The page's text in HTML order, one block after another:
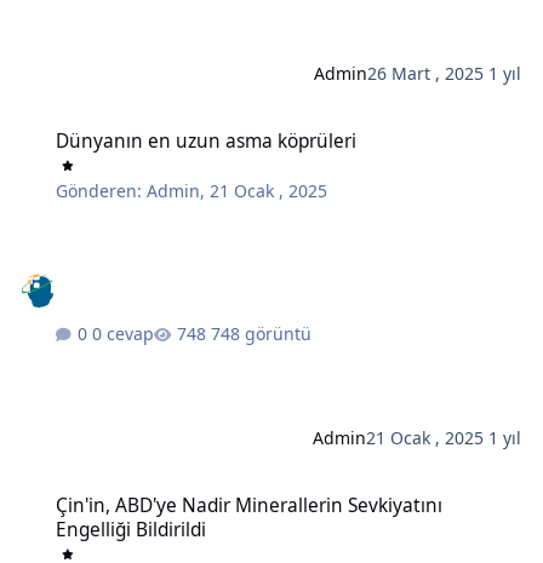
Admin26 Mart , 2025 1 yıl
Dünyanın en uzun asma köprüleri
Gönderen:Admin,21 Ocak , 2025
0 cevap 748 görüntü
Admin21 Ocak , 2025 1 yıl
Çin'in, ABD'ye Nadir Minerallerin Sevkiyatını
Engelliği Bildirildi